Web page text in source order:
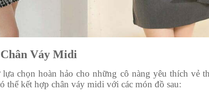
Váy Midi
chọn hoàn hảo cho những cô nàng yêu thích vẻ
thể kết hợp chân váy midi với các món đồ sau: